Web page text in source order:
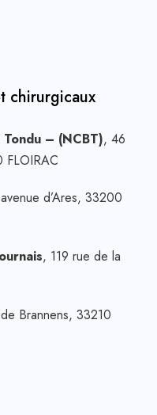
chirurgicaux
– (NCBT), 46
FLOIRAC
d’Ares, 33200
, 119 rue de la
Brannens, 33210